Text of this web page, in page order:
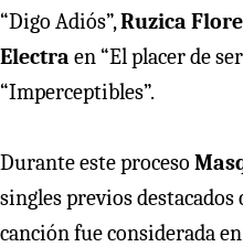
“Digo Adiós”,Ruzica
Electra en “El placer de
“Imperceptibles”.
Durante este proceso
singles previos destacados
canción fue considerada